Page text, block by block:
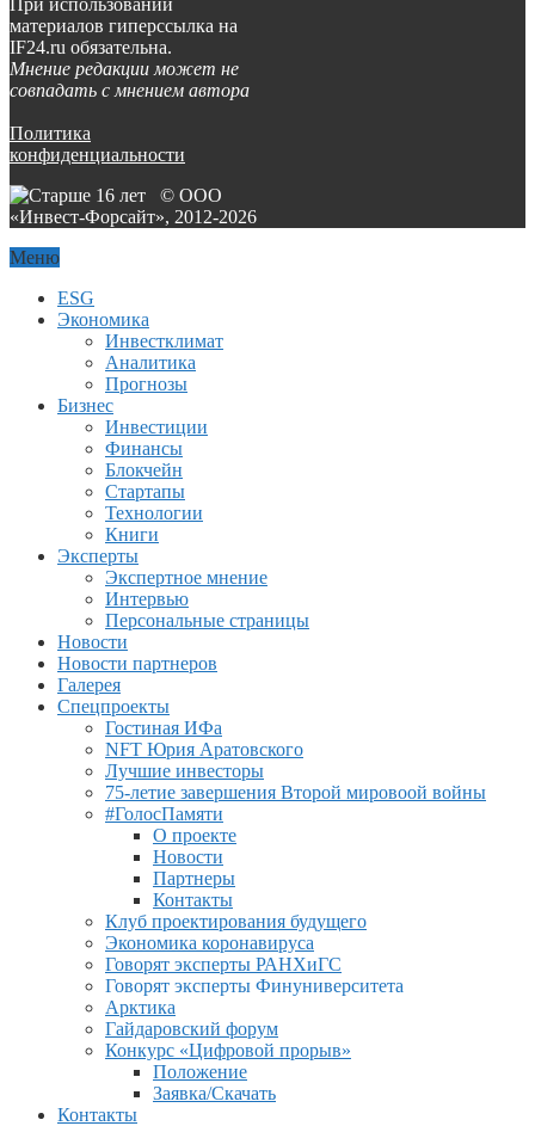
При использовании
материалов гиперссылка на
IF24.ru обязательна.
Мнение редакции может не
совпадать с мнением автора
Политика
конфиденциальности
© ООО
«Инвест-Форсайт», 2012-2026
Меню
ESG
Экономика
Инвестклимат
Аналитика
Прогнозы
Бизнес
Инвестиции
Финансы
Блокчейн
Стартапы
Технологии
Книги
Эксперты
Экспертное мнение
Интервью
Персональные страницы
Новости
Новости партнеров
Галерея
Спецпроекты
Гостиная ИФа
NFT Юрия Аратовского
Лучшие инвесторы
75-летие завершения Второй мировоой войны
#ГолосПамяти
О проекте
Новости
Партнеры
Контакты
Клуб проектирования будущего
Экономика коронавируса
Говорят эксперты РАНХиГС
Говорят эксперты Финуниверситета
Арктика
Гайдаровский форум
Конкурс «Цифровой прорыв»
Положение
Заявка/Скачать
Контакты